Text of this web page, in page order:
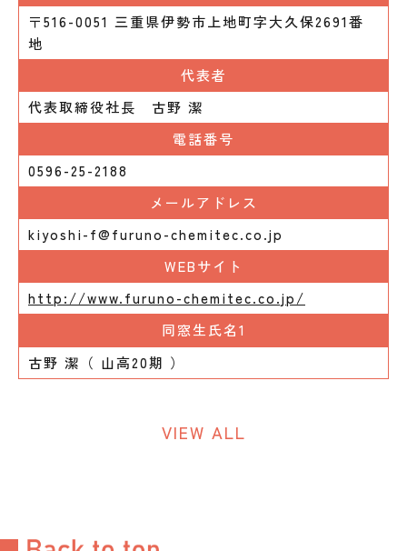
〒516-0051 三重県伊勢市上地町字大久保2691番
地
代表者
代表取締役社長 古野 潔
電話番号
0596-25-2188
メールアドレス
kiyoshi-f@furuno-chemitec.co.jp
WEBサイト
http://www.furuno-chemitec.co.jp/
同窓生氏名1
古野 潔（ 山高20期 ）
VIEW ALL